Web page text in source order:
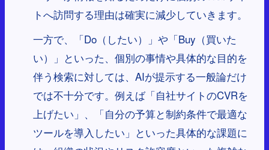
トへ訪問する理由は確実に減少していきます。
一方で、「Do（したい）」や「Buy（買いた
い）」といった、個別の事情や具体的な目的を
伴う検索に対しては、AIが提示する一般論だけ
では不十分です。例えば「自社サイトのCVRを
上げたい」、「自分の予算と制約条件で最適な
ツールを導入したい」といった具体的な課題に